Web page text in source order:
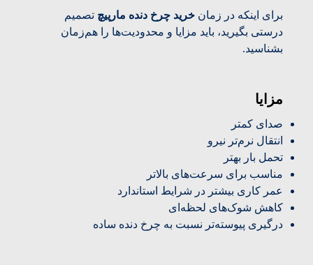
برای اینکه در زمان خرید چرخ دنده مارپیچ تصمیم
درستی بگیرید، باید مزایا و محدودیت‌ها را هم‌زمان
بشناسید.
مزایا
صدای کمتر
انتقال نرم‌تر نیرو
تحمل بار بهتر
مناسب برای سرعت‌های بالاتر
عمر کاری بیشتر در شرایط استاندارد
کاهش شوک‌های لحظه‌ای
درگیری پیوسته‌تر نسبت به چرخ دنده ساده